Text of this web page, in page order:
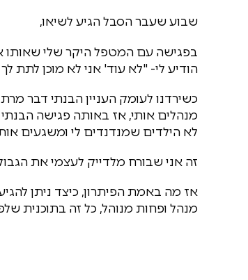
שבוע שעבר הסבל הגיע לשיאו,
בפגישה עם המטפל היקר שלי שאותו
הודיע לי- "לא עוד' אני לא מוכן לתת
כשירדנו לעומק העניין הבנתי דבר
מנהלים אותי, אז באותה פגישה
לא הילדים שמנדנדים לי ומשגעים
זה אני שבורח מלדייק לעצמי את
אז מה באמת הפיתרון, כיצד ניתן
מנהל ופחות מנוהל, כל זה בתוכנית